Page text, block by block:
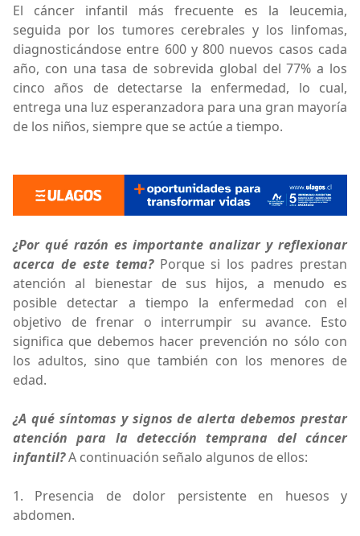
El cáncer infantil más frecuente es la leucemia,
seguida por los tumores cerebrales y los linfomas,
diagnosticándose entre 600 y 800 nuevos casos cada
año, con una tasa de sobrevida global del 77% a los
cinco años de detectarse la enfermedad, lo cual,
entrega una luz esperanzadora para una gran mayoría
de los niños, siempre que se actúe a tiempo.
¿Por qué razón es importante analizar y reflexionar
acerca de este tema?Porque si los padres prestan
atención al bienestar de sus hijos, a menudo es
posible detectar a tiempo la enfermedad con el
objetivo de frenar o interrumpir su avance. Esto
significa que debemos hacer prevención no sólo con
los adultos, sino que también con los menores de
edad.
¿A qué síntomas y signos de alerta debemos prestar
atención para la detección temprana del cáncer
infantil?A continuación señalo algunos de ellos:
1. Presencia de dolor persistente en huesos y
abdomen.